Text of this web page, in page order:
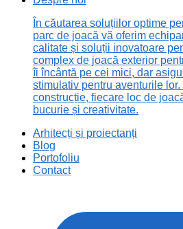
În căutarea soluțiilor optime
parc de joacă vă oferim
calitate și soluții inovatoare
complex de joacă exterior
îi încântă pe cei mici, dar
stimulativ pentru aventurile
construcție, fiecare loc de
bucurie și creativitate.
Arhitecți și proiectanți
Blog
Portofoliu
Contact